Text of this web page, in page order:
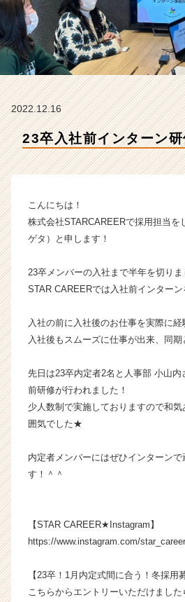
E
R
の
タ
イ
ン】
ベ
ャ
企
業
ら
ス
が
届
活
ア
キ
リ
ア
2022.12.16
23卒入社前インターン研
こんにちは！
株式会社STARCAREERで採用担当を
ゲタ）と申します！
23卒メンバーの入社まで半年を切りま
STAR CAREERでは入社前インター
入社の前に入社後のお仕事を実際に
入社後もスムーズに仕事が出来、同期
先日は23卒内定者2名と人事部 小山
前研修が行われました！
少人数制で実施しておりますので和
囲気でした★
内定者メンバーにはぜひインターン
す！＾＾
【STAR CAREER★Instagram】
https://www.instagram.com/
【23卒！1月内定式間に合う！冬採用
こちらからエントリーいただけまし